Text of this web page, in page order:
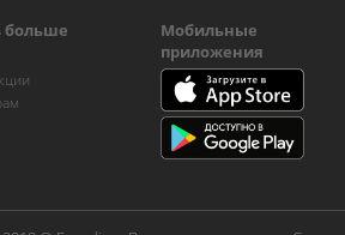
больше
Мобильные
приложения